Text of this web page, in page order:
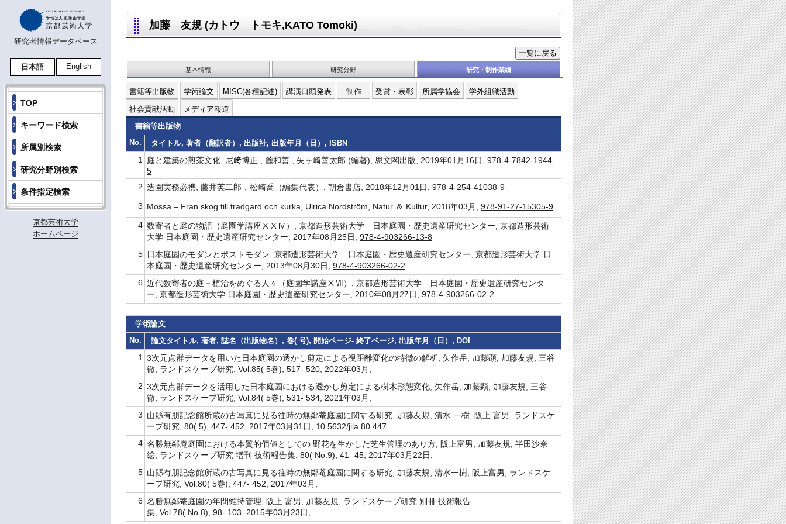
研究者情報データベース
日本語 English
TOP
キーワード検索
所属別検索
研究分野別検索
条件指定検索
京都芸術大学
ホームページ
加藤 友規 (カトウ トモキ,KATO Tomoki)
基本情報 研究分野 研究・制作業績
書籍等出版物 学術論文 MISC(各種記述) 講演口頭発表 制作 受賞・表彰 所属学協会
学外組織活動
社会貢献活動
メディア報道
書籍等出版物
No.
タイトル, 著者（翻訳者）, 出版社, 出版年月（日）, ISBN
1 庭と建築の煎茶文化, 尼﨑博正 , 麓和善 , 矢ヶ崎善太郎 (編著), 思文閣出版, 2019年01月16日, 978-4-7842-1944-
5
2 造園実務必携, 藤井英二郎，松崎喬（編集代表）, 朝倉書店, 2018年12月01日, 978-4-254-41038-9
3 Mossa – Fran skog till tradgard och kurka, Ulrica Nordström, Natur ＆ Kultur, 2018年03月, 978-91-27-15305-9
4 数寄者と庭の物語（庭園学講座ⅩⅩⅣ）, 京都造形芸術大学 日本庭園・歴史遺産研究センター, 京都造形芸術
大学 日本庭園・歴史遺産研究センター, 2017年08月25日, 978-4-903266-13-8
5 日本庭園のモダンとポストモダン, 京都造形芸術大学 日本庭園・歴史遺産研究センター, 京都造形芸術大学 日
本庭園・歴史遺産研究センター, 2013年08月30日, 978-4-903266-02-2
6 近代数寄者の庭－植治をめぐる人々（庭園学講座ⅩⅦ）, 京都造形芸術大学 日本庭園・歴史遺産研究センタ
ー, 京都造形芸術大学 日本庭園・歴史遺産研究センター, 2010年08月27日, 978-4-903266-02-2
学術論文
No.
論文タイトル, 著者, 誌名（出版物名）, 巻( 号), 開始ページ- 終了ページ, 出版年月（日）, DOI
1
3次元点群データを用いた日本庭園の透かし剪定による視距離変化の特徴の解析, 矢作岳, 加藤顕, 加藤友規, 三谷
徹, ランドスケープ研究, Vol.85( 5巻), 517- 520, 2022年03月,
2 3次元点群データを活用した日本庭園における透かし剪定による樹木形態変化, 矢作岳, 加藤顕, 加藤友規, 三谷
徹, ランドスケープ研究, Vol.84( 5巻), 531- 534, 2021年03月,
3 山縣有朋記念館所蔵の古写真に見る往時の無鄰菴庭園に関する研究, 加藤友規, 清水 一樹, 阪上 富男, ランドスケ
ープ研究, 80( 5), 447- 452, 2017年03月31日, 10.5632/jila.80.447
4 名勝無鄰庵庭園における本質的価値としての 野花を生かした芝生管理のあり方, 阪上富男, 加藤友規, 半田沙奈
絵, ランドスケープ研究 増刊 技術報告集, 80( No.9), 41- 45, 2017年03月22日,
5 山縣有朋記念館所蔵の古写真に見る往時の無鄰菴庭園に関する研究, 加藤友規, 清水一樹, 阪上富男, ランドスケ
ープ研究, Vol.80( 5巻), 447- 452, 2017年03月,
6 名勝無鄰菴庭園の年間維持管理, 阪上 富男, 加藤友規, ランドスケープ研究 別冊 技術報告
集, Vol.78( No.8), 98- 103, 2015年03月23日,